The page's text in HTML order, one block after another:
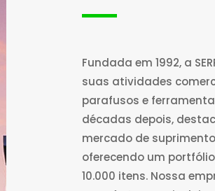
Fundada em 1992, a
suas atividades
parafusos e
décadas depois,
mercado de
oferecendo um
10.000 itens. Nossa